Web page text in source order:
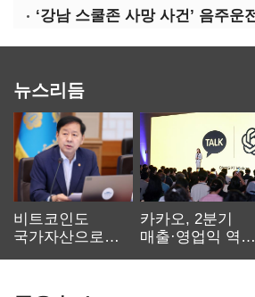
뉴스리듬
비트코인도
국가자산으로…'
카카오, 2분기
매출·영업익 역대